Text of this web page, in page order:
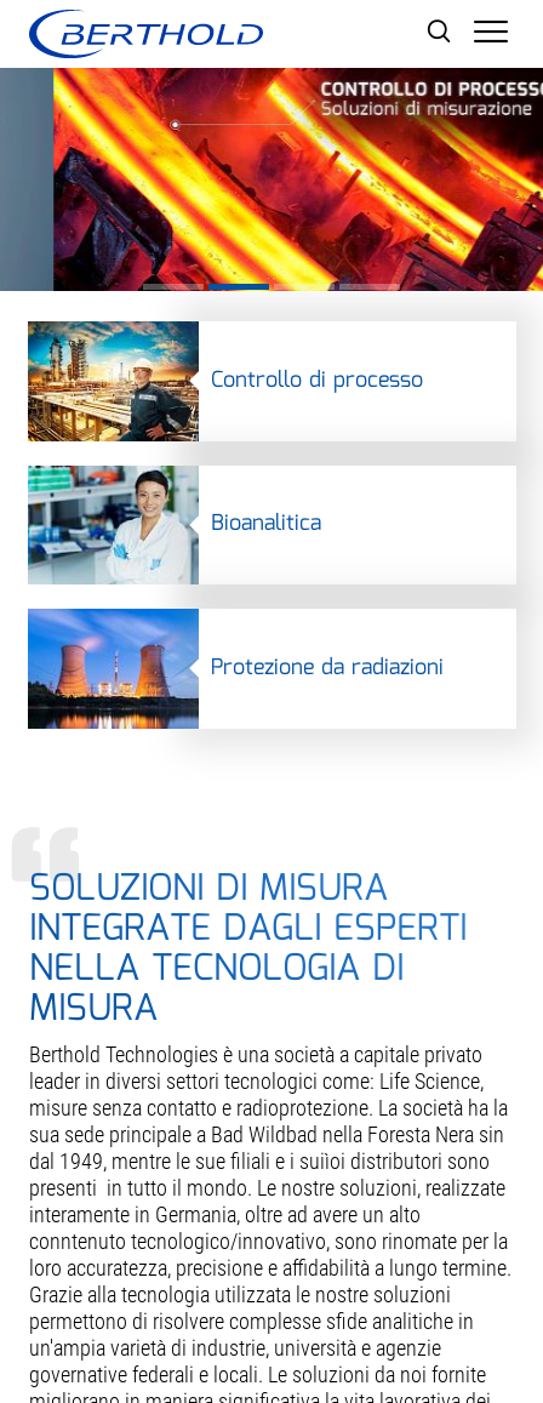
Controllo di processo
Bioanalitica
Protezione da radiazioni
SOLUZIONI DI MISURA
INTEGRATE DAGLI ESPERTI
NELLA TECNOLOGIA DI
MISURA
Berthold Technologies è una società a capitale privato
leader in diversi settori tecnologici come: Life Science,
misure senza contatto e radioprotezione. La società ha la
sua sede principale a Bad Wildbad nella Foresta Nera sin
dal 1949, mentre le sue filiali e i suiìoi distributori sono
presenti in tutto il mondo. Le nostre soluzioni, realizzate
interamente in Germania, oltre ad avere un alto
conntenuto tecnologico/innovativo, sono rinomate per la
loro accuratezza, precisione e affidabilità a lungo termine.
Grazie alla tecnologia utilizzata le nostre soluzioni
permettono di risolvere complesse sfide analitiche in
un'ampia varietà di industrie, università e agenzie
governative federali e locali. Le soluzioni da noi fornite